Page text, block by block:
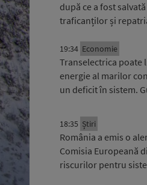
după ce a fost
traficanților și
19:34 Economie
Transelectrica poate
energie al marilor
un deficit în sistem.
18:35 Știri
România a emis o
Comisia Europeană
riscurilor pentru